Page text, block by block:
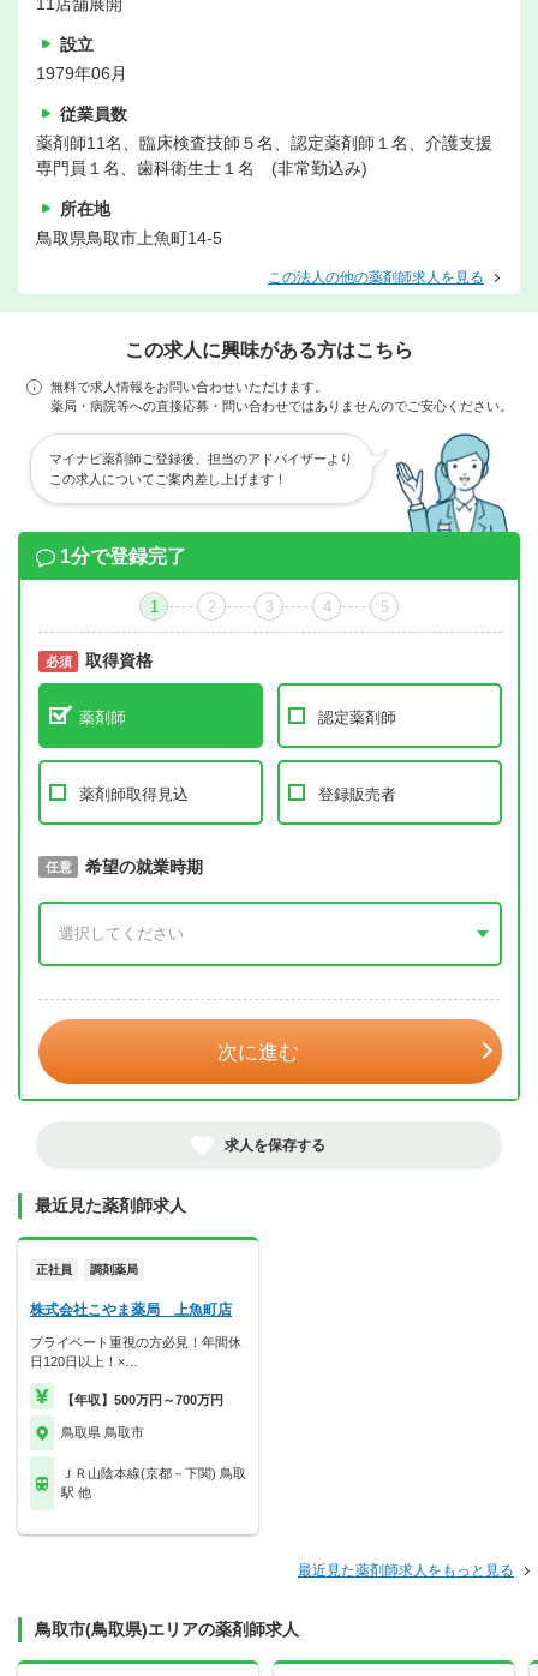
11店舗展開
設立
1979年06月
従業員数
薬剤師11名、臨床検査技師５名、認定薬剤師１名、介護支援
専門員１名、歯科衛生士１名 (非常勤込み)
所在地
鳥取県鳥取市上魚町14-5
この法人の他の薬剤師求人を見る
この求人に興味がある方はこちら
無料で求人情報をお問い合わせいただけます。
薬局・病院等への直接応募・問い合わせではありませんのでご安心ください。
マイナビ薬剤師ご登録後、担当のアドバイザーより
この求人についてご案内差し上げます！
1分で登録完了
1 2 3 4 5
必須 取得資格
薬剤師 認定薬剤師
薬剤師取得見込 登録販売者
必須 取得予定年
任意 希望の就業時期
次に進む
求人を保存する
最近見た薬剤師求人
正社員 調剤薬局
株式会社こやま薬局 上魚町店
プライベート重視の方必見！年間休
日120日以上！×…
【年収】500万円～700万円
鳥取県 鳥取市
ＪＲ山陰本線(京都－下関) 鳥取
駅 他
最近見た薬剤師求人をもっと見る
鳥取市(鳥取県)エリアの薬剤師求人